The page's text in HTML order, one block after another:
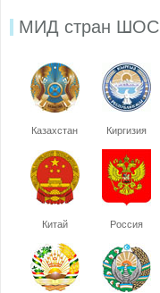
МИД стран ШОС
Казахстан Киргизия
Китай Россия